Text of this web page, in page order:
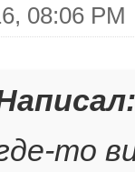
08:06 PM
то